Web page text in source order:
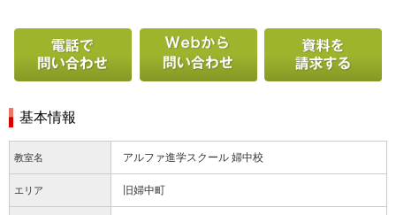
基本情報
教室名 アルファ進学スクール 婦中校
エリア 旧婦中町